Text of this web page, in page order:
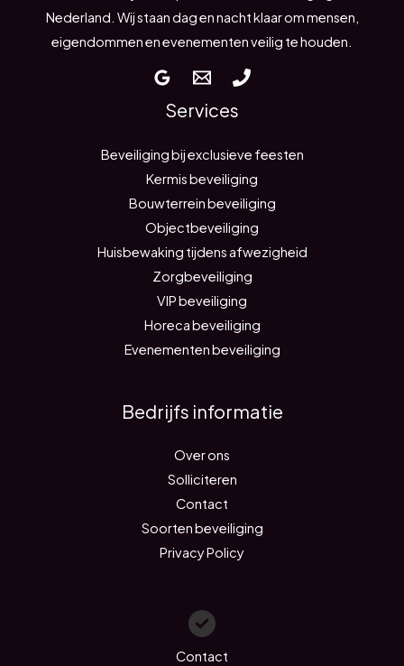
Nederland. Wij staan dag en nacht klaar om mensen,
eigendommen en evenementen veilig te houden.
Services
Beveiliging bij exclusieve feesten
Kermis beveiliging
Bouwterrein beveiliging
Objectbeveiliging
Huisbewaking tijdens afwezigheid
Zorgbeveiliging
VIP beveiliging
Horeca beveiliging
Evenementen beveiliging
Bedrijfs informatie
Over ons
Solliciteren
Contact
Soorten beveiliging
Privacy Policy
Contact